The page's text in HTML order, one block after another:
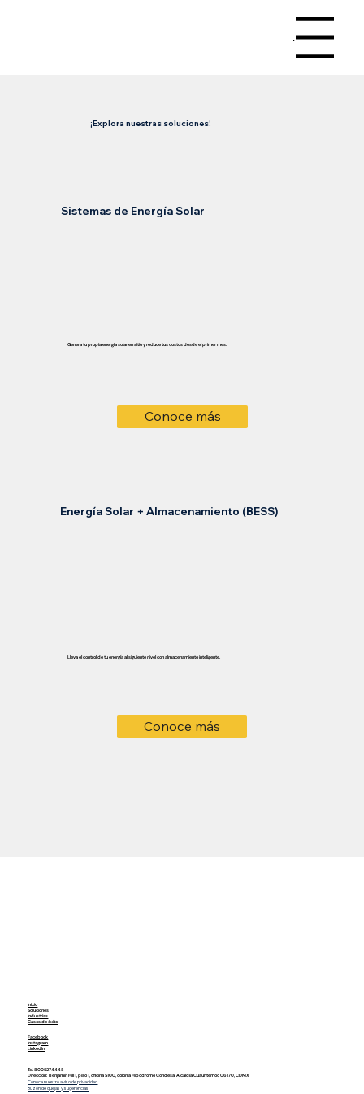
Menu
¡Explora nuestras soluciones!
Conoce más
Sistemas de Energía Solar
Genera tu propia energía solar en sitio y reduce tus costos desde el primer mes.
Conoce más
Energía Solar + Almacenamiento (BESS)
Lleva el control de tu energía al siguiente nivel con almacenamiento inteligente.
Inicio
Soluciones
Industrias
Casos de éxito
Facebook
Instagram
LinkedIn
Tel.8005274448
Dirección:Benjamín Hill 1, piso 1, oficina S100, colonia Hipódromo Condesa, Alcaldía Cuauhtémoc 06170, CDMX
Conoce nuestro aviso de privacidad
Buzón de quejas y sugerencias